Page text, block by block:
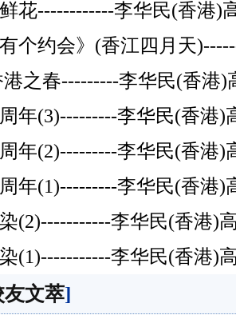
花------------李华民(香港)
有个约会》(香江四月天
之春---------李华民(香港)
年(3)---------李华民(香港)
年(2)---------李华民(香港)
年(1)---------李华民(香港)
(2)-----------李华民(香港)
(1)-----------李华民(香港)
友文萃]